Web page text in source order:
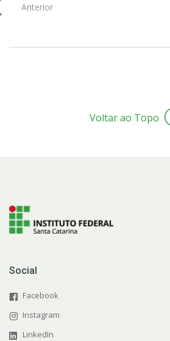
Anterior
Voltar ao Topo
Social
Facebook
Instagram
LinkedIn